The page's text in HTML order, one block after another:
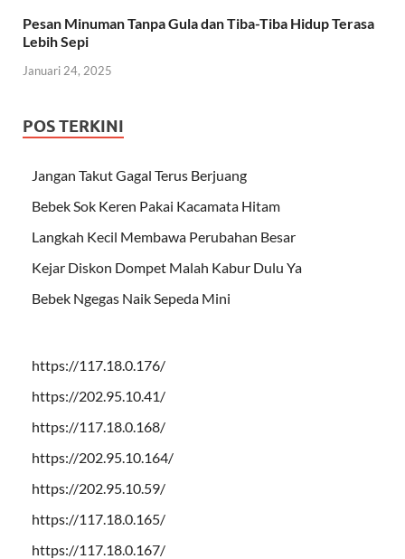
Pesan Minuman Tanpa Gula dan Tiba-Tiba Hidup Terasa
Lebih Sepi
Januari 24, 2025
POS TERKINI
Jangan Takut Gagal Terus Berjuang
Bebek Sok Keren Pakai Kacamata Hitam
Langkah Kecil Membawa Perubahan Besar
Kejar Diskon Dompet Malah Kabur Dulu Ya
Bebek Ngegas Naik Sepeda Mini
https://117.18.0.176/
https://202.95.10.41/
https://117.18.0.168/
https://202.95.10.164/
https://202.95.10.59/
https://117.18.0.165/
https://117.18.0.167/